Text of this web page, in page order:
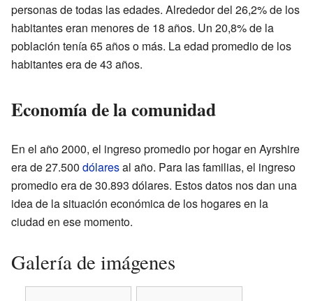
personas de todas las edades. Alrededor del 26,2% de los
habitantes eran menores de 18 años. Un 20,8% de la
población tenía 65 años o más. La edad promedio de los
habitantes era de 43 años.
Economía de la comunidad
En el año 2000, el ingreso promedio por hogar en Ayrshire
era de 27.500 dólaresal año. Para las familias, el ingreso
promedio era de 30.893 dólares. Estos datos nos dan una
idea de la situación económica de los hogares en la
ciudad en ese momento.
Galería de imágenes